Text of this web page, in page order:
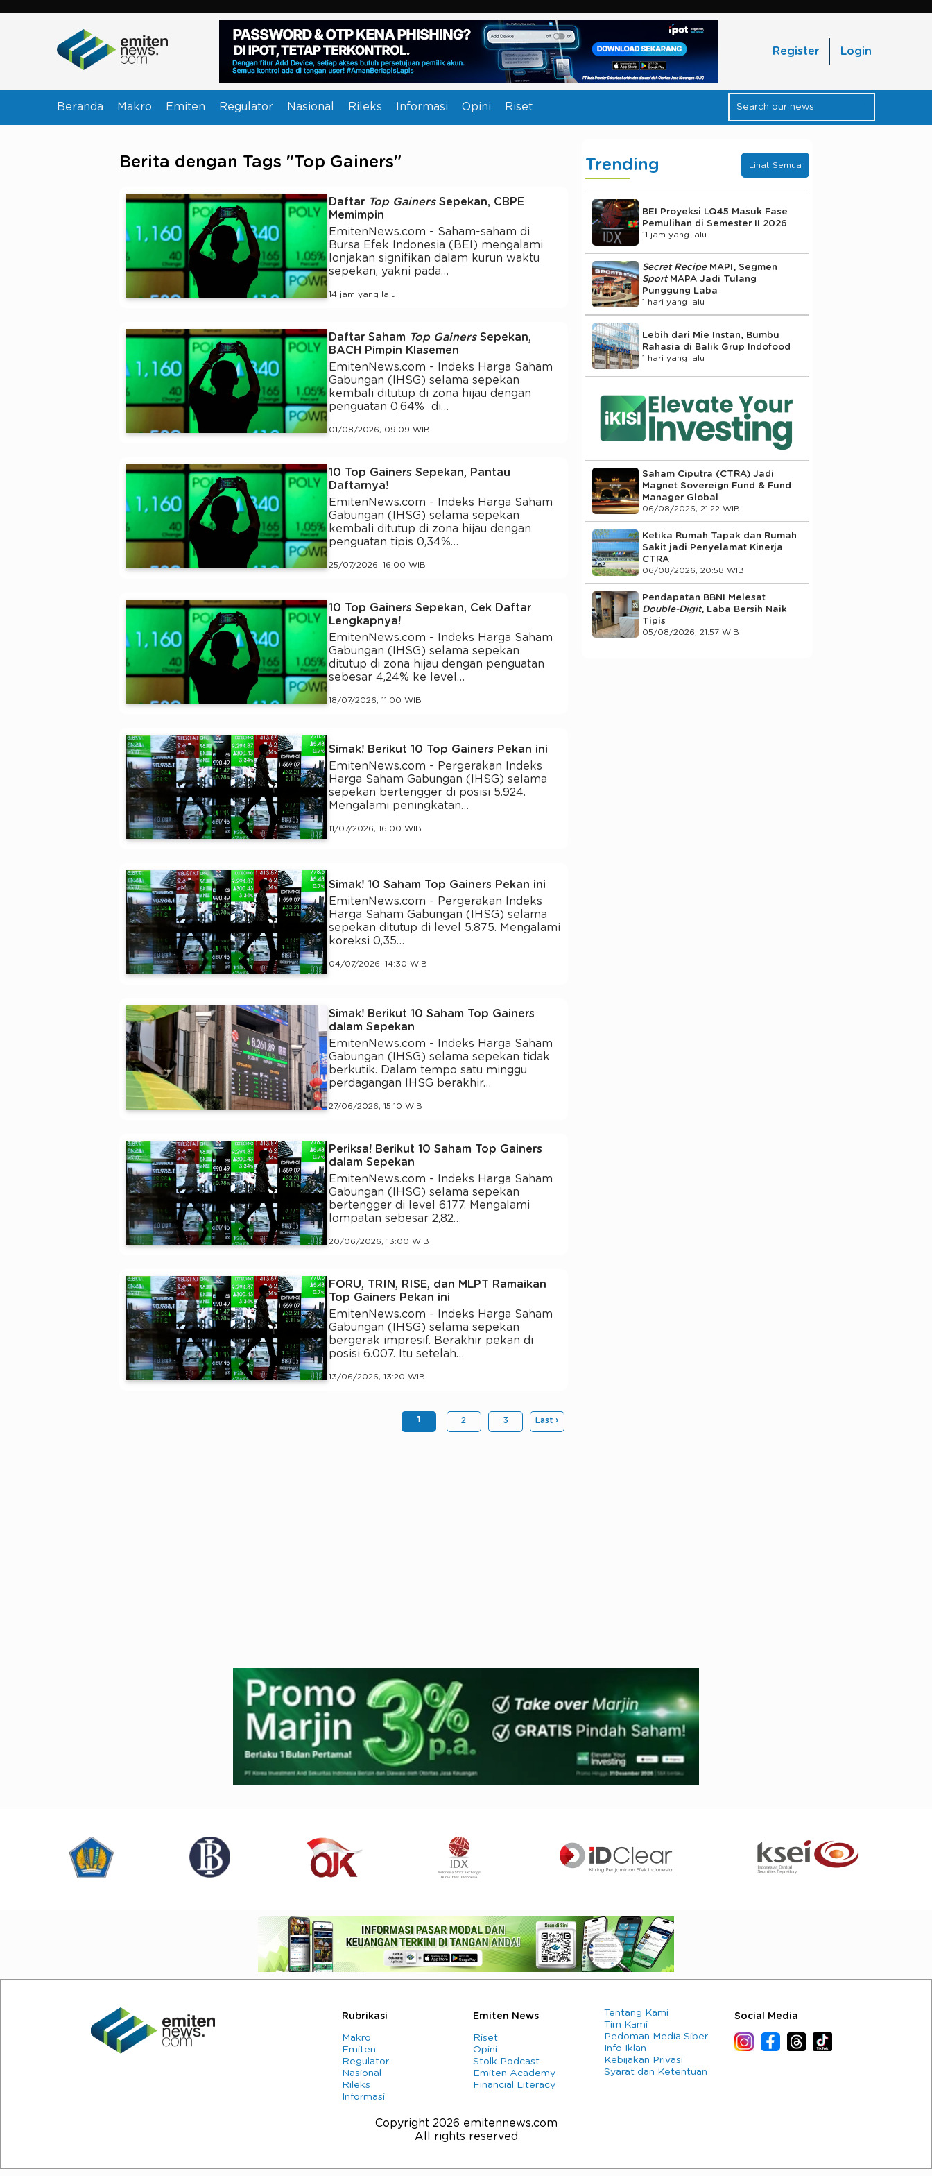
Register Login
Beranda Makro Emiten Regulator Nasional Rileks Informasi Opini Riset
Berita dengan Tags "Top Gainers"
Daftar Top Gainers Sepekan, CBPE
Memimpin
EmitenNews.com - Saham-saham di
Bursa Efek Indonesia (BEI) mengalami
lonjakan signifikan dalam kurun waktu
sepekan, yakni pada…
14 jam yang lalu
Daftar Saham Top GainersSepekan,
BACH Pimpin Klasemen
EmitenNews.com - Indeks Harga Saham
Gabungan (IHSG) selama sepekan
kembali ditutup di zona hijau dengan
penguatan 0,64% di…
01/08/2026, 09:09 WIB
10 Top Gainers Sepekan, Pantau
Daftarnya!
EmitenNews.com - Indeks Harga Saham
Gabungan (IHSG) selama sepekan
kembali ditutup di zona hijau dengan
penguatan tipis 0,34%…
25/07/2026, 16:00 WIB
10 Top Gainers Sepekan, Cek Daftar
Lengkapnya!
EmitenNews.com - Indeks Harga Saham
Gabungan (IHSG) selama sepekan
ditutup di zona hijau dengan penguatan
sebesar 4,24% ke level…
18/07/2026, 11:00 WIB
Simak! Berikut 10 Top Gainers Pekan ini
EmitenNews.com - Pergerakan Indeks
Harga Saham Gabungan (IHSG) selama
sepekan bertengger di posisi 5.924.
Mengalami peningkatan…
11/07/2026, 16:00 WIB
Simak! 10 Saham Top Gainers Pekan ini
EmitenNews.com - Pergerakan Indeks
Harga Saham Gabungan (IHSG) selama
sepekan ditutup di level 5.875. Mengalami
koreksi 0,35…
04/07/2026, 14:30 WIB
Simak! Berikut 10 Saham Top Gainers
dalam Sepekan
EmitenNews.com - Indeks Harga Saham
Gabungan (IHSG) selama sepekan tidak
berkutik. Dalam tempo satu minggu
perdagangan IHSG berakhir…
27/06/2026, 15:10 WIB
Periksa! Berikut 10 Saham Top Gainers
dalam Sepekan
EmitenNews.com - Indeks Harga Saham
Gabungan (IHSG) selama sepekan
bertengger di level 6.177. Mengalami
lompatan sebesar 2,82…
20/06/2026, 13:00 WIB
FORU, TRIN, RISE, dan MLPT Ramaikan
Top Gainers Pekan ini
EmitenNews.com - Indeks Harga Saham
Gabungan (IHSG) selama sepekan
bergerak impresif. Berakhir pekan di
posisi 6.007. Itu setelah…
13/06/2026, 13:20 WIB
1 2 3 Last ›
Trending Lihat Semua
BEI Proyeksi LQ45 Masuk Fase
Pemulihan di Semester II 2026
11 jam yang lalu
Secret RecipeMAPI, Segmen
Sport MAPA Jadi Tulang
Punggung Laba
1 hari yang lalu
Lebih dari Mie Instan, Bumbu
Rahasia di Balik Grup Indofood
1 hari yang lalu
Saham Ciputra (CTRA) Jadi
Magnet Sovereign Fund & Fund
Manager Global
06/08/2026, 21:22 WIB
Ketika Rumah Tapak dan Rumah
Sakit jadi Penyelamat Kinerja
CTRA
06/08/2026, 20:58 WIB
Pendapatan BBNI Melesat
Double-Digit, Laba Bersih Naik
Tipis
05/08/2026, 21:57 WIB
Rubrikasi
Makro
Emiten
Regulator
Nasional
Rileks
Informasi
Emiten News
Riset
Opini
Stolk Podcast
Emiten Academy
Financial Literacy
Tentang Kami
Tim Kami
Pedoman Media Siber
Info Iklan
Kebijakan Privasi
Syarat dan Ketentuan
Social Media
Copyright 2026 emitennews.com
All rights reserved